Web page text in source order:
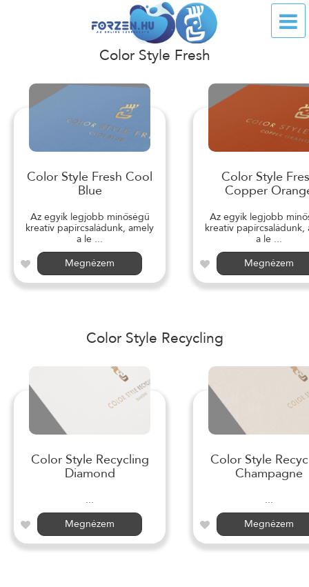
Color Style Fresh
Color Style Fresh Cool
Blue
Az egyik legjobb minőségű
kreatív papírcsaládunk, amely
a le ...
Megnézem
Color Style
Copper
Az egyik legjobb
kreatív papírcsaládunk,
a le ...
Megnézem
Color Style Recycling
Color Style Recycling
Diamond
...
Megnézem
Color Style
Champagne
...
Megnézem